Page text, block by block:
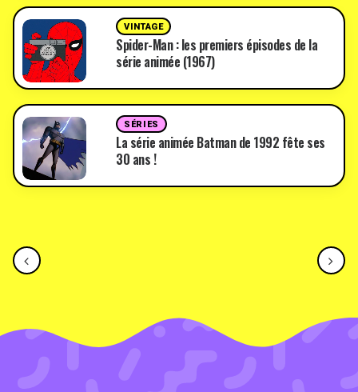
VINTAGE
Spider-Man : les premiers épisodes de la
série animée (1967)
SÉRIES
La série animée Batman de 1992 fête ses
30 ans !